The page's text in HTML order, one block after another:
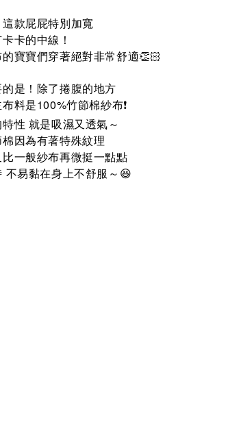
款屁屁特別加寬
卡的中線！
寶寶們穿著絕對非常舒適👏🏻
是！除了捲腹的地方
料是100%竹節棉紗布❗️
性 就是吸濕又透氣～
因為有著特殊紋理
一般紗布再微挺一點點
不易黏在身上不舒服～ 😆